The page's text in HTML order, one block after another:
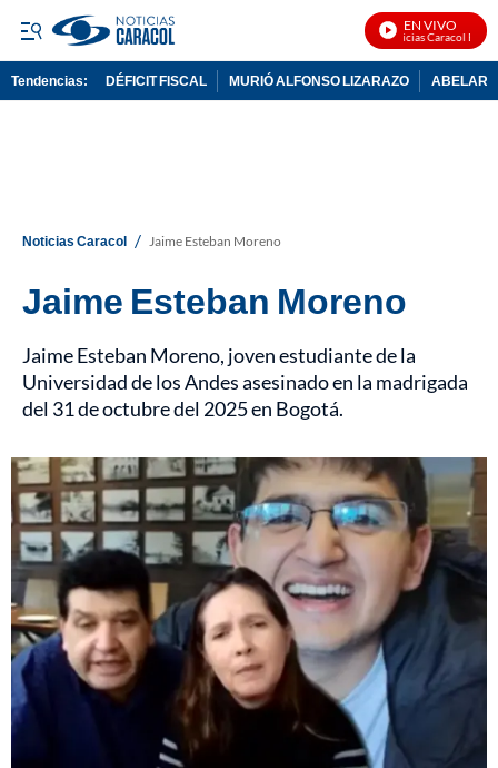
EN VIVO
Noticias Caracol En Vivo
Tendencias: DÉFICIT FISCAL MURIÓ ALFONSO LIZARAZO
Noticias Caracol / Jaime Esteban Moreno
Jaime Esteban Moreno
Jaime Esteban Moreno, joven estudiante de la
Universidad de los Andes asesinado en la madrigada
del 31 de octubre del 2025 en Bogotá.